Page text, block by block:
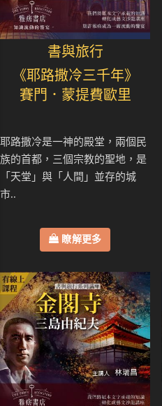
書與旅行
《耶路撒冷三千年》
賽門．蒙提費歐里
耶路撒冷是一神的殿堂，兩個民
族的首都，三個宗教的聖地，是
「天堂」與「人間」並存的城
市..
瞭解更多